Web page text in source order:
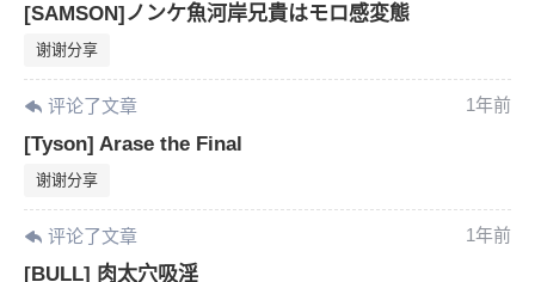
[SAMSON]ノンケ魚河岸兄貴はモロ感変態
谢谢分享
评论了文章 1年前
[Tyson] Arase the Final
谢谢分享
评论了文章 1年前
[BULL] 肉太穴吸淫